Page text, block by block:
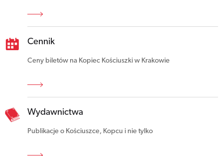
Cennik
Ceny biletów na Kopiec Kościuszki w Krakowie
Wydawnictwa
Publikacje o Kościuszce, Kopcu i nie tylko